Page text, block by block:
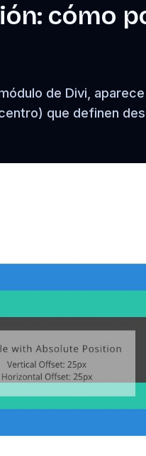
cómo
de Divi,
que definen